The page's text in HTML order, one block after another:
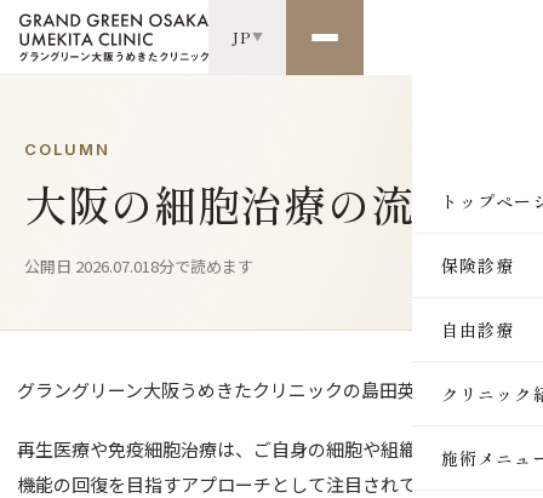
JP▼
トップペー
保険診療
自由診療
クリニック
施術メニュ
COLUMN
大阪の細胞治療の流れ
公開日 2026.07.018分で読めます
グラングリーン大阪うめきたクリニックの島田英徳です。
再生医療や免疫細胞治療は、ご自身の細胞や組織を用いて身体
機能の回復を目指すアプローチとして注目されています。しか